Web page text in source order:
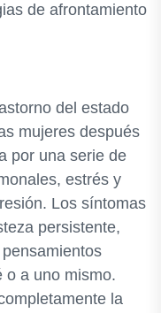
de afrontamiento
del estado
mujeres después
por una serie de
estrés y
Los síntomas
persistente,
o a uno mismo.
la